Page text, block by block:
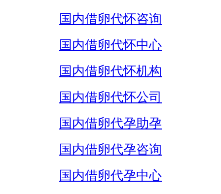
国内借卵代怀咨询
国内借卵代怀中心
国内借卵代怀机构
国内借卵代怀公司
国内借卵代孕助孕
国内借卵代孕咨询
国内借卵代孕中心